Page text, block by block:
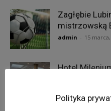
Zagłębie
mistrzowską
admin 15 marca,
Hotel
Polityka